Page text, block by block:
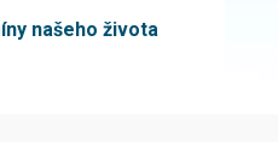
našeho života